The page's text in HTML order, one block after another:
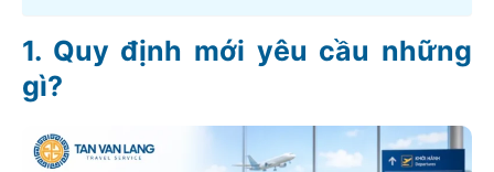
Quy định mới yêu cầu những
gì?